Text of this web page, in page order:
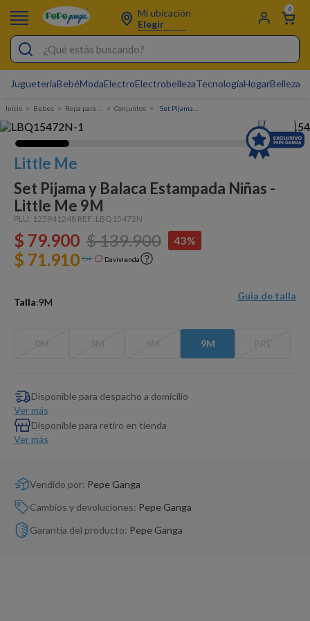
Mi ubicación
Elegir
0
¿Qué estás buscando?
JugueteriaBebéModaElectroElectrobellezaTecnologíaHogarBelleza
Bebes Ropa para bebé Conjuntos
Little Me
Set Pijama y Balaca Estampada Niñas -
Little Me 9M
PLU: 125941248 REF: LBQ15472N
$ 79.900 $139.900 43%
$ 71.910 Davivienda
Talla:9M
Guia de talla
9M
Disponible para despacho a domicilio
Ver más
Disponible para retiro en tienda
Ver más
Vendido por: Pepe Ganga
Cambios y devoluciones: Pepe Ganga
Garantía del producto: Pepe Ganga
Pijamas
Electro
Figuras Toy Story
Carters
Silla Mecedora Bebé
Bebes
Cuna Colecho